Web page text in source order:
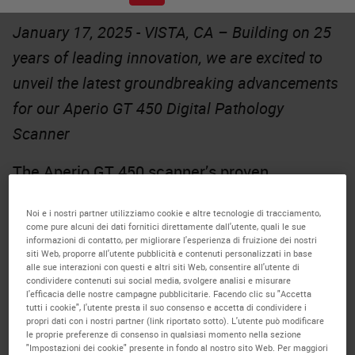
January 17, 2025 - VISTA, CA – Building on 25
years of leading innovation, we are excited to
unveil the latest groundbreaking advancements
for our Aperio GT 450 Digital Pathology
Scanner
TheAperio GT 450scanner’s proven
reliability, is taken to the next level with
scalable, workflow-enhancing features to drive
research breakthroughs.
Time-saving features include DICOM-
compatible files with 20x/40x magnification
Noi e i nostri partner utilizziamo cookie e altre tecnologie di tracciamento,
come pure alcuni dei dati fornitici direttamente dall'utente, quali le sue
informazioni di contatto, per migliorare l'esperienza di fruizione dei nostri
siti Web, proporre all'utente pubblicità e contenuti personalizzati in base
alle sue interazioni con questi e altri siti Web, consentire all'utente di
condividere contenuti sui social media, svolgere analisi e misurare
l'efficacia delle nostre campagne pubblicitarie. Facendo clic su "Accetta
tutti i cookie", l'utente presta il suo consenso e accetta di condividere i
propri dati con i nostri partner (link riportato sotto). L'utente può modificare
le proprie preferenze di consenso in qualsiasi momento nella sezione
"Impostazioni dei cookie" presente in fondo al nostro sito Web. Per maggiori